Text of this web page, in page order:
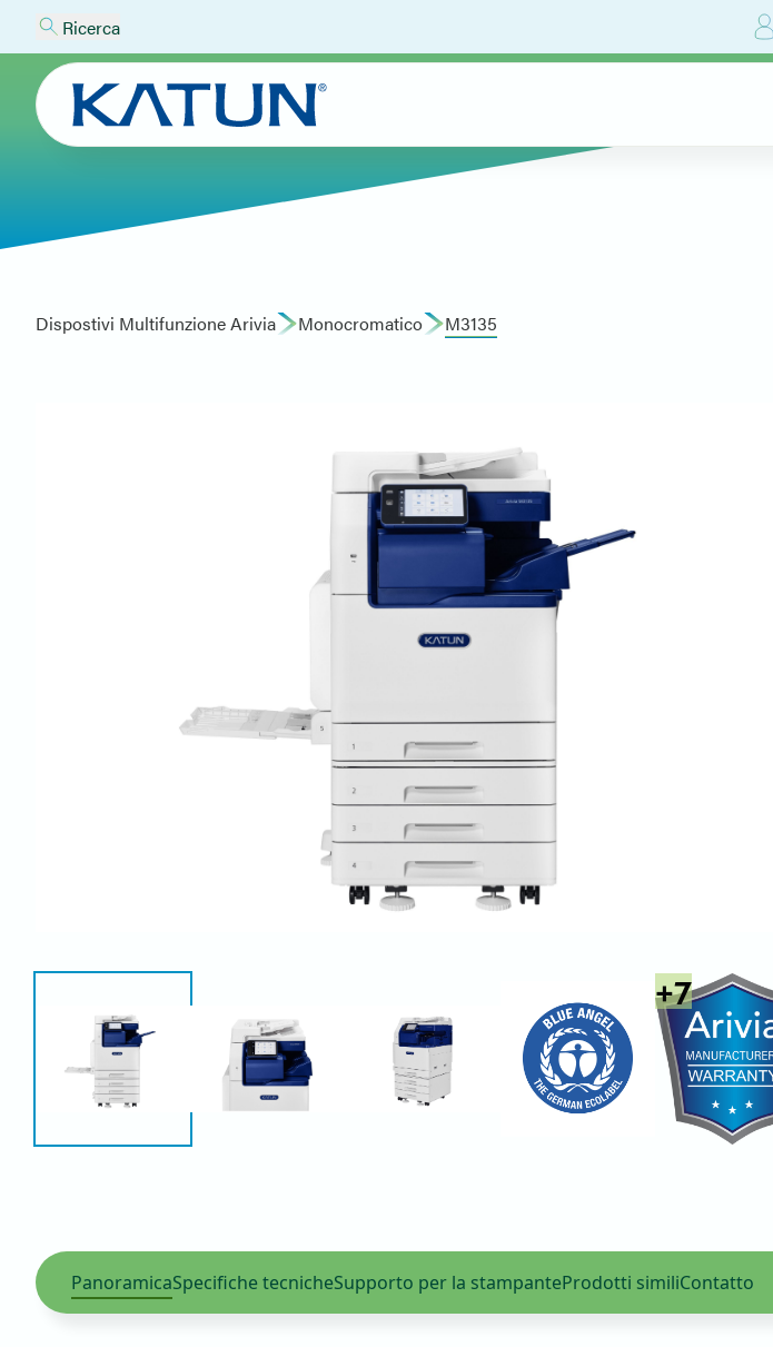
Ricerca
Dispostivi Multifunzione Arivia Monocromatico M3135
+7
PanoramicaSpecifiche tecnicheSupporto per la stampanteProdotti similiContatto